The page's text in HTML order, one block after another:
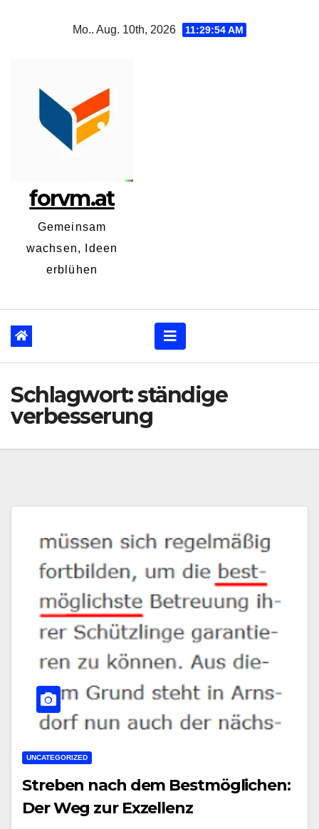
Mo.. Aug. 10th, 2026 11:29:54 AM
forvm.at
Gemeinsam
wachsen, Ideen
erblühen
Schlagwort:ständige
verbesserung
UNCATEGORIZED
Streben nach dem Bestmöglichen:
Der Weg zur Exzellenz